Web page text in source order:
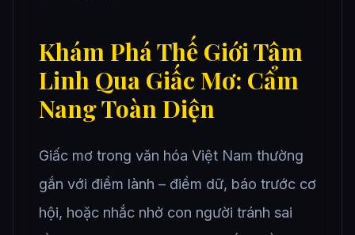
Khám Phá Thế Giới Tâm
Linh Qua Giấc Mơ: Cẩm
Nang Toàn Diện
Giấc mơ trong văn hóa Việt Nam thường
gắn với điềm lành – điềm dữ, báo trước cơ
hội, hoặc nhắc nhở con người tránh sai